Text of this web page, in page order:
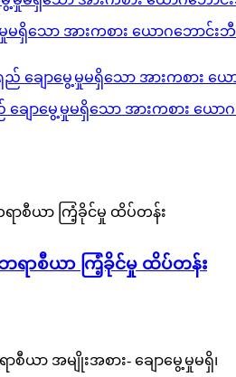
ေ့မှုမရှိသော အားကစား ယောဂဘောင်း
ာမွေ့မှုမရှိသော အားကစား ယော
ဘရာစီယာ ကြံ့ခိုင်မှု ထိပ်တန်း
စီယာ အမျိုးအစား- ချောမွေ့မှုမရှိ၊